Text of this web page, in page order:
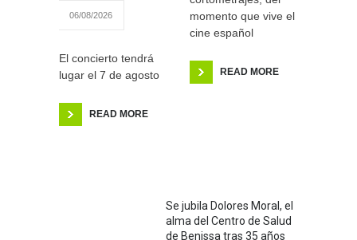
06/08/2026
El concierto tendrá
lugar el 7 de agosto
READ MORE
momento que vive el
cine español
READ MORE
Se jubila Dolores Moral, el
alma del Centro de Salud
de Benissa tras 35 años